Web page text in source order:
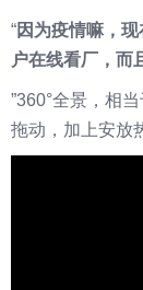
“因为疫情嘛，
户在线看厂，而
”360°全景，相
拖动，加上安放